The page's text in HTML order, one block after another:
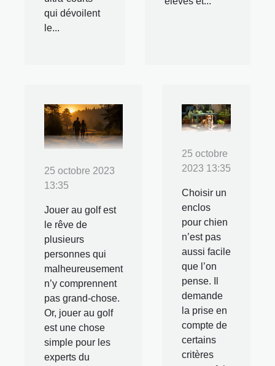
qui dévoilent
le...
25 octobre 2023
13:35
Jouer au golf est
le rêve de
plusieurs
personnes qui
malheureusement
n’y comprennent
pas grand-chose.
Or, jouer au golf
est une chose
simple pour les
experts du
25 octobre
2023 13:35
Choisir un
enclos
pour chien
n’est pas
aussi facile
que l’on
pense. Il
demande
la prise en
compte de
certains
critères